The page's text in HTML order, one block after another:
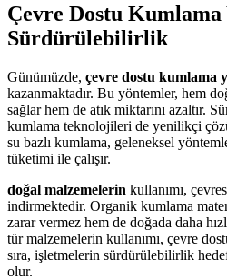
Çevre Dostu
Sürdürülebilirlik
Günümüzde, çevre dostu kumlama
kazanmaktadır. Bu yöntemler, hem
sağlar hem de atık miktarını azaltır.
kumlama teknolojileri de yenilikçi
su bazlı kumlama, geleneksel
tüketimi ile çalışır.
doğal malzemelerin kullanımı,
indirmektedir. Organik kumlama
zarar vermez hem de doğada daha
tür malzemelerin kullanımı, çevre
sıra, işletmelerin sürdürülebilirlik
olur.